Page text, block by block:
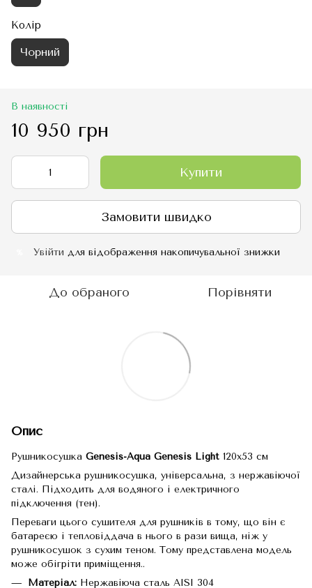
Колір
Чорний
В наявності
10 950 грн
Купити
Замовити швидко
Увійти для відображення накопичувальної знижки
До обраного Порівняти
Опис
Рушникосушка Genesis-Aqua Genesis Light 120x53 см
Дизайнерська рушникосушка, універсальна, з нержавіючої
сталі. Підходить для водяного і електричного
підключення (тен).
Переваги цього сушителя для рушників в тому, що він є
батареєю і тепловіддача в нього в рази вища, ніж у
рушникосушок з сухим теном. Тому представлена модель
може обігріти приміщення..
Матеріал: Нержавіюча сталь AISI 304